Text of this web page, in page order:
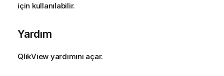
için kullanılabilir.
Yardım
QlikView yardımını açar.